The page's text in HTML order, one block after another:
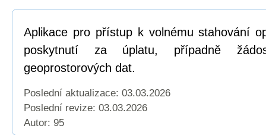
Aplikace pro přístup k volnému stahování
poskytnutí za úplatu, případně
geoprostorových dat.
Poslední aktualizace: 03.03.2026
Poslední revize: 03.03.2026
Autor: 95